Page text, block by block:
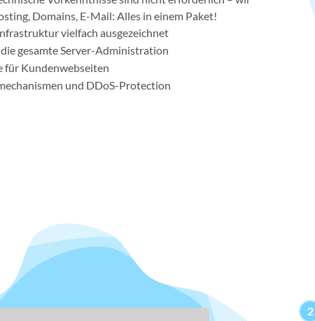
Domains, E-Mail: Alles in einem Paket!
vielfach ausgezeichnet
gesamte Server-Administration
für Kundenwebseiten
und DDoS-Protection
2